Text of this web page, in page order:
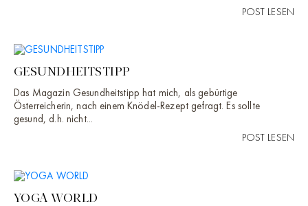
POST LESEN
GESUNDHEITSTIPP
Das Magazin Gesundheitstipp hat mich, als gebürtige
Österreicherin, nach einem Knödel-Rezept gefragt. Es sollte
gesund, d.h. nicht...
POST LESEN
YOGA WORLD